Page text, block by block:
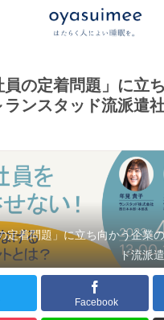
員の定着問題」に立
ランスタッド流派遣
定着問題」に立ち向かう企業
ド流派
Facebook